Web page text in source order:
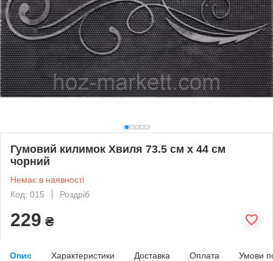
Гумовий килимок Хвиля 73.5 см х 44 см
чорний
Немає в наявності
Код: 015
Роздріб
229 ₴
Опис Характеристики Доставка Оплата Умови